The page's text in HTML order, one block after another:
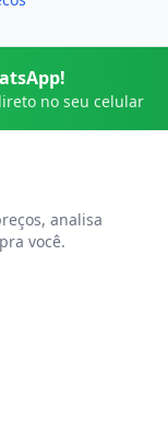
no seu celular
analisa
você.